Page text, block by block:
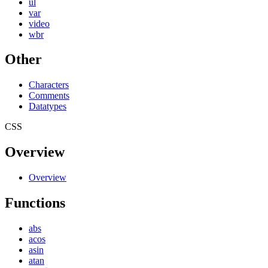
var
video
wbr
Other
Characters
Comments
Datatypes
CSS
Overview
Overview
Functions
abs
acos
asin
atan